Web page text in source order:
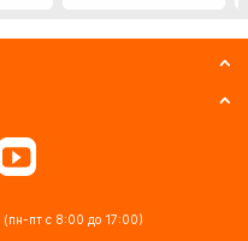
(пн-пт с 8:00 до 17:00)